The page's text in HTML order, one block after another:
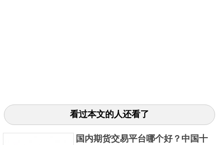
供极具竞争力的买卖差价、安全可靠的操作平台、健
全的交易系统、严密的运作方式等，帮助客户实现投
资目标及利润最大化。
看过本文的人还看了
国内期货交易平台哪个好？中国十